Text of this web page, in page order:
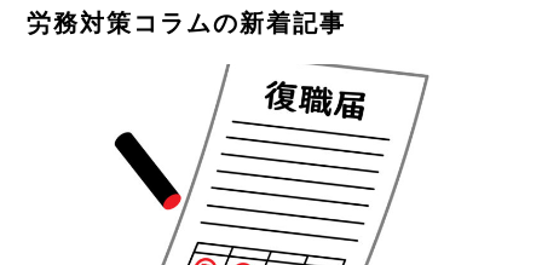
労務対策コラムの新着記事